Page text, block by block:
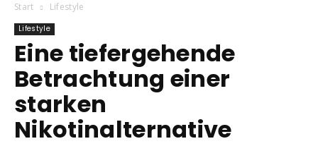
Start Lifestyle
Lifestyle
Eine tiefergehende
Betrachtung einer
starken
Nikotinalternative